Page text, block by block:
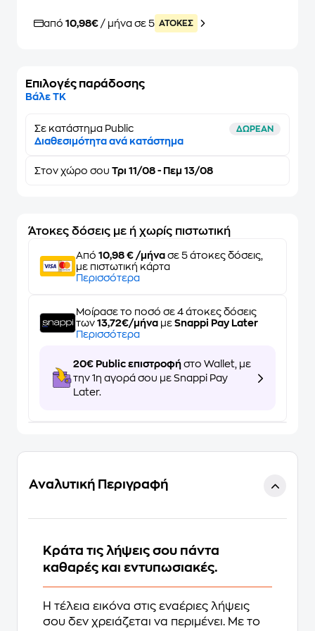
από 10,98€ / μήνα σε 5 ATOKEΣ
Επιλογές παράδοσης
Βάλε ΤΚ
Σε κατάστημα Public ΔΩΡΕΑΝ
Διαθεσιμότητα ανά κατάστημα
Στον χώρο σου Τρι 11/08 - Πεμ 13/08
Άτοκες δόσεις με ή χωρίς πιστωτική
Από 10,98 € /μήνα σε 5 άτοκες δόσεις,
με πιστωτική κάρτα
Περισσότερα
Μοίρασε το ποσό σε 4 άτοκες δόσεις
των 13,72€/μήνα με Snappi Pay Later
Περισσότερα
20€ Public επιστροφή στο Wallet, με
την 1η αγορά σου με Snappi Pay
Later.
Αναλυτική Περιγραφή
Κράτα τις λήψεις σου πάντα
καθαρές και εντυπωσιακές.
Η τέλεια εικόνα στις εναέριες λήψεις
σου δεν χρειάζεται να περιμένει. Με το